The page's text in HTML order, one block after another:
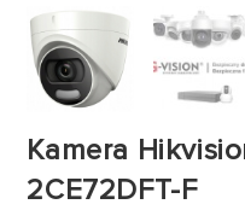
Kamera
2CE72DFT-F